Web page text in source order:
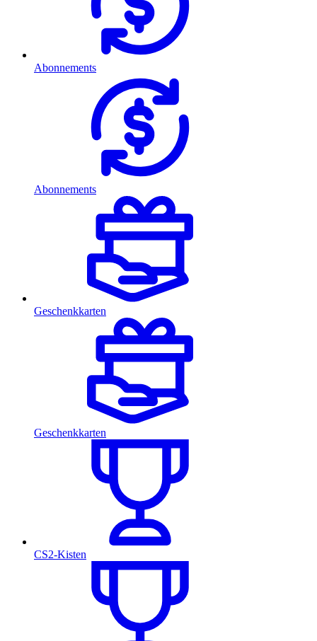
Abonnements
Abonnements
Geschenkkarten
Geschenkkarten
CS2-Kisten